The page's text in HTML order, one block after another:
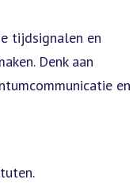
tijdsignalen en
Denk aan
en